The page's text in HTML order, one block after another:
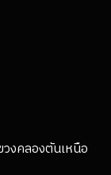
งคลองตันเหนือ